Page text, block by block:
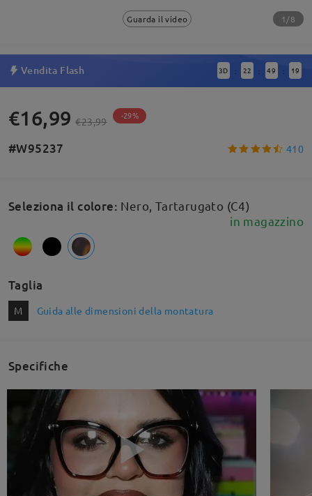
Guarda il video 1/8
Vendita Flash 3D : 22 : 49 : 19
€16,99 €23,99 -29%
#W95237 410
Seleziona il colore: Nero, Tartarugato (C4)
in magazzino
Taglia
M Guida alle dimensioni della montatura
Specifiche